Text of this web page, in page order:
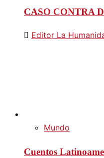
CASO CONTRA
Editor La
Mundo
Cuentos